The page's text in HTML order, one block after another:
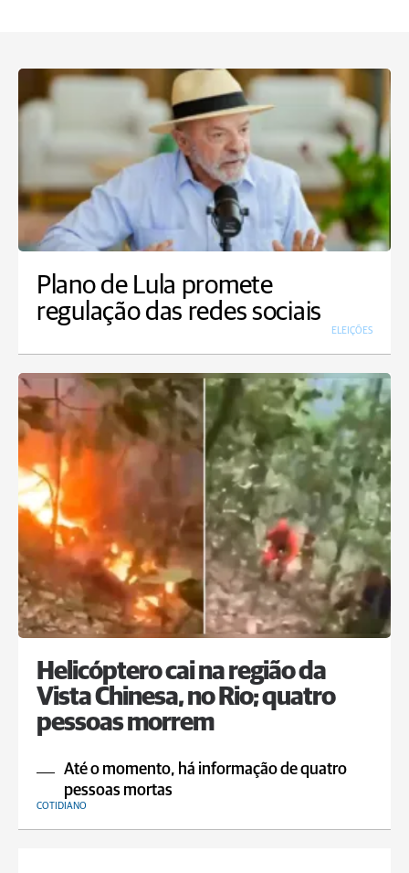
Plano de Lula promete
regulação das redes sociais
ELEIÇÕES
Helicóptero cai na região da
Vista Chinesa, no Rio; quatro
pessoas morrem
Até o momento, há informação de quatro
pessoas mortas
COTIDIANO